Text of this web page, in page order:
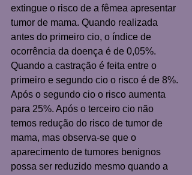
extingue o risco de a fêmea apresentar
tumor de mama. Quando realizada
antes do primeiro cio, o índice de
ocorrência da doença é de 0,05%.
Quando a castração é feita entre o
primeiro e segundo cio o risco é de 8%.
Após o segundo cio o risco aumenta
para 25%. Após o terceiro cio não
temos redução do risco de tumor de
mama, mas observa-se que o
aparecimento de tumores benignos
possa ser reduzido mesmo quando a